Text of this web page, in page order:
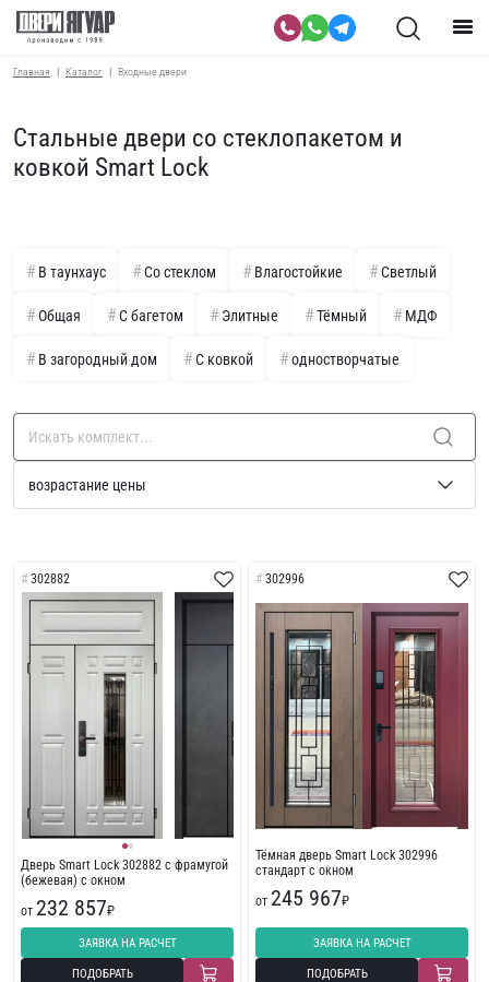
Главная Каталог Входные двери
Стальные двери со стеклопакетом и
ковкой Smart Lock
В таунхаус Со стеклом Влагостойкие Светлый
Общая С багетом Элитные Тёмный МДФ
В загородный дом С ковкой одностворчатые
302882
Дверь Smart Lock 302882 с фрамугой
(бежевая) с окном
от 232 857₽
ЗАЯВКА НА РАСЧЕТ
ПОДОБРАТЬ
302996
Тёмная дверь Smart Lock 302996
стандарт с окном
от 245 967₽
ЗАЯВКА НА РАСЧЕТ
ПОДОБРАТЬ